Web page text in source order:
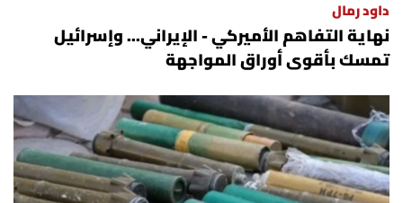
اقرأ تضحك
كاميرا
سجالات
صحّة وصحن
داود رمال
نهاية التفاهم الأميركي - الإيراني... وإسرائيل
تمسك بأقوى أوراق المواجهة